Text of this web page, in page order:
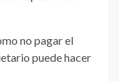
no pagar el
puede hacer